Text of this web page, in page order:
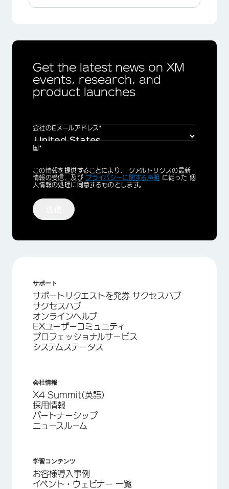
Get the latest news on XM
events, research, and
product launches
会社のEメールアドレス*
国*
Privacy
Optin
この情報を提供することにより、 クアルトリクスの最新
情報の受信、及び プライバシーに関する声明 に従った 個
人情報の処理に同意するものとします。
サポート
サポートリクエストを発券 サクセスハブ
サクセスハブ
オンラインヘルプ
EXユーザーコミュニティ
プロフェッショナルサービス
システムステータス
会社情報
X4 Summit(英語)
採用情報
パートナーシップ
ニュースルーム
学習コンテンツ
お客様導入事例
イベント・ウェビナー 一覧